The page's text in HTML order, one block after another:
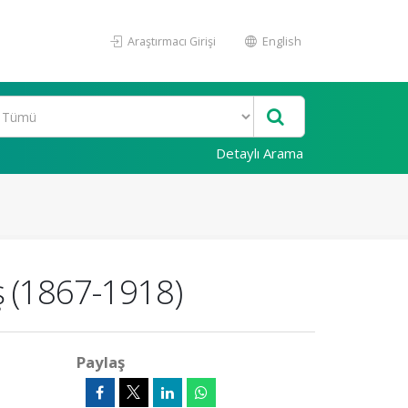
Araştırmacı Girişi English
Detaylı Arama
(1867-1918)
Paylaş